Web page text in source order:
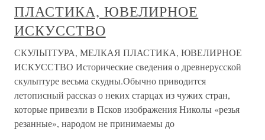
ПЛАСТИКА, ЮВЕЛИРНОЕ
ИСКУССТВО
СКУЛЬПТУРА, МЕЛКАЯ ПЛАСТИКА, ЮВЕЛИРНОЕ
ИСКУССТВО Исторические сведения о древнерусской
скульптуре весьма скудны.Обычно приводится
летописный рассказ о неких старцах из чужих стран,
которые привезли в Псков изображения Николы «резья
резанные», народом не принимаемы до